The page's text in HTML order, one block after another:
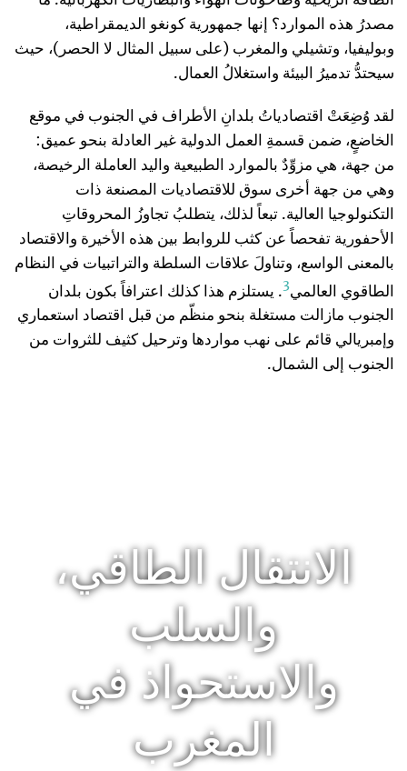
مصدرُ هذه الموارد؟ إنها جمهورية كونغو الديمقراطية،
وبوليفيا، وتشيلي والمغرب (على سبيل المثال لا الحصر)، حيث
سيحتدُّ تدميرُ البيئة واستغلالُ العمال.
لقد وُضِعَتْ اقتصادياتُ بلدانِ الأطراف في الجنوب في موقع
الخاضعٍ، ضمن قسمةِ العمل الدولية غير العادلة بنحو عميق:
من جهة، هي مزوِّدٌ بالموارد الطبيعية واليد العاملة الرخيصة،
وهي من جهة أخرى سوق للاقتصاديات المصنعة ذات
التكنولوجيا العالية. تبعاً لذلك، يتطلبُ تجاوزُ المحروقاتِ
الأحفورية تفحصاً عن كثب للروابط بين هذه الأخيرة والاقتصاد
بالمعنى الواسع، وتناولَ علاقات السلطة والتراتبيات في النظام
الطاقوي العالمي3. يستلزم هذا كذلك اعترافاً بكون بلدان
الجنوب مازالت مستغلة بنحو منظّم من قبل اقتصاد استعماري
وإمبريالي قائم على نهب مواردها وترحيل كثيف للثروات من
الجنوب إلى الشمال.
الانتقال الطاقي،
والسلب
والاستحواذ في
المغرب